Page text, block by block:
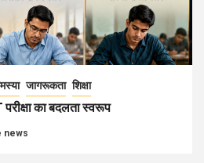
जागरूकता शिक्षा
का बदलता स्वरूप
news